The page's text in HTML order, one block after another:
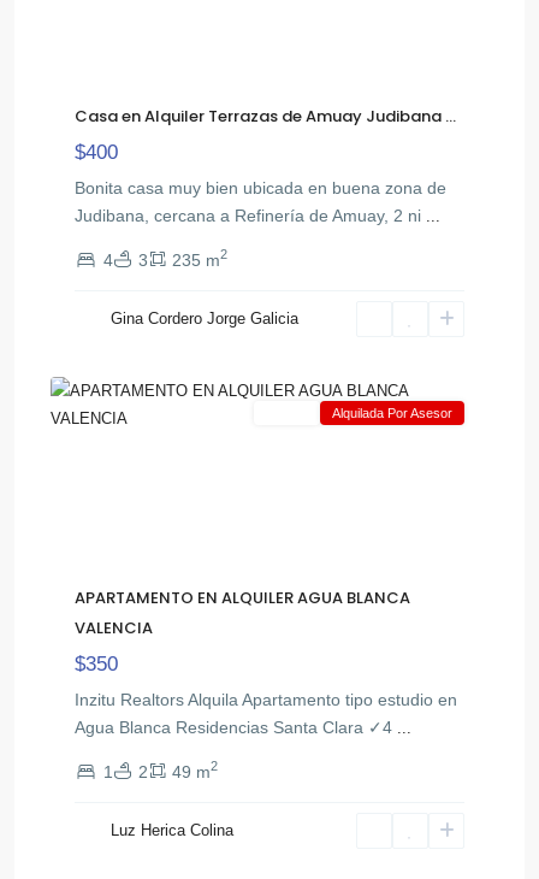
Casa en Alquiler Terrazas de Amuay Judibana ...
$400
Bonita casa muy bien ubicada en buena zona de
Judibana, cercana a Refinería de Amuay, 2 ni
4 3 235 m2
Gina Cordero Jorge Galicia
Alquilada Por Asesor
APARTAMENTO EN ALQUILER AGUA BLANCA
VALENCIA
$350
Inzitu Realtors Alquila Apartamento tipo estudio en
Agua Blanca Residencias Santa Clara ✓4
1 2 49 m2
Luz Herica Colina
Las